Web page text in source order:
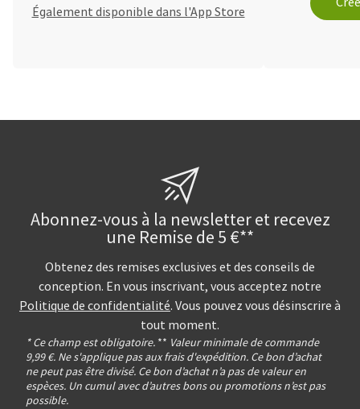
Également disponible dans l'App Store
Abonnez-vous à la newsletter et recevez
une Remise de 5 €**
Obtenez des remises exclusives et des conseils de
conception. En vous inscrivant, vous acceptez notre
Politique de confidentialité. Vous pouvez vous désinscrire à
tout moment.
* Ce champ est obligatoire. ** Valeur minimale de commande
9,99 €. Ne s'applique pas aux frais d'expédition. Ce bon d’achat
ne peut pas être divisé. Ce bon d’achat n’a pas de valeur en
espèces. Un cumul avec d’autres bons ou promotions n’est pas
possible.